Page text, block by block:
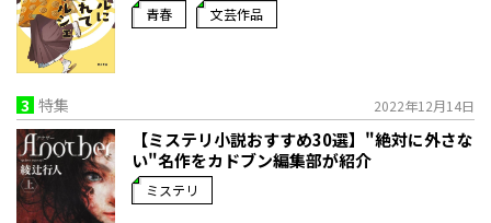
青春 文芸作品
3 特集 2022年12月14日
【ミステリ小説おすすめ30選】"絶対に外さな
い"名作をカドブン編集部が紹介
ミステリ